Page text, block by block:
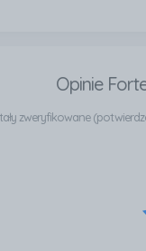
Opinie
zweryfikowane